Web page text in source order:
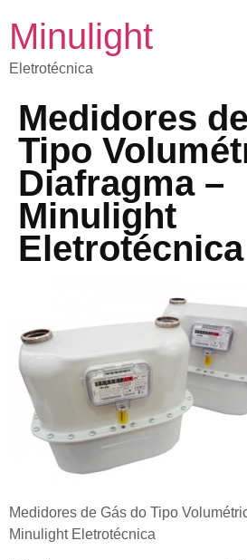
Minulight
Eletrotécnica
Medidores
Tipo
Diafragma –
Minulight
Eletrotécnica
Medidores de Gás do Tipo
Minulight Eletrotécnica